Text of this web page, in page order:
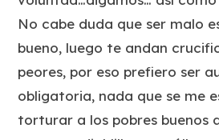
No cabe duda que ser malo
bueno, luego te andan
peores, por eso prefiero ser
obligatoria, nada que se me
torturar a los pobres buenos